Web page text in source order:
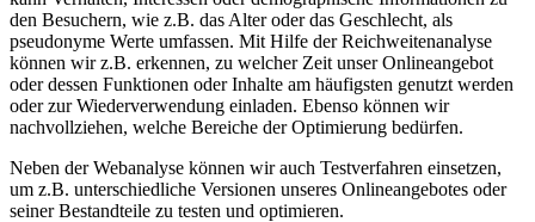
den Besuchern, wie z.B. das Alter oder das Geschlecht, als
pseudonyme Werte umfassen. Mit Hilfe der Reichweitenanalyse
können wir z.B. erkennen, zu welcher Zeit unser Onlineangebot
oder dessen Funktionen oder Inhalte am häufigsten genutzt werden
oder zur Wiederverwendung einladen. Ebenso können wir
nachvollziehen, welche Bereiche der Optimierung bedürfen.
Neben der Webanalyse können wir auch Testverfahren einsetzen,
um z.B. unterschiedliche Versionen unseres Onlineangebotes oder
seiner Bestandteile zu testen und optimieren.